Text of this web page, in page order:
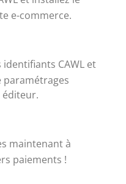
e-commerce.
identifiants CAWL et
paramétrages
maintenant à
paiements !